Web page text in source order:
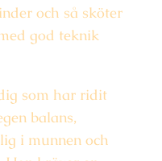
och så sköter
god teknik
som har ridit
balans,
i munnen och